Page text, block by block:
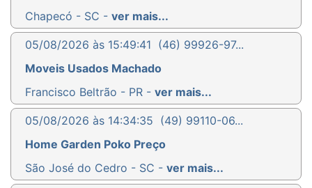
Chapecó - SC - ver mais...
05/08/2026 às 15:49:41 (46) 99926-97...
Moveis Usados Machado
Francisco Beltrão - PR - ver mais...
05/08/2026 às 14:34:35 (49) 99110-06...
Home Garden Poko Preço
São José do Cedro - SC - ver mais...